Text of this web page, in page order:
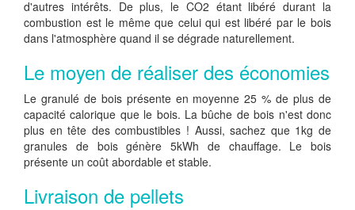
d'autres intérêts. De plus, le CO2 étant libéré durant la
combustion est le même que celui qui est libéré par le bois
dans l'atmosphère quand il se dégrade naturellement.
Le moyen de réaliser des économies
Le granulé de bois présente en moyenne 25 % de plus de
capacité calorique que le bois. La bûche de bois n'est donc
plus en tête des combustibles ! Aussi, sachez que 1kg de
granules de bois génère 5kWh de chauffage. Le bois
présente un coût abordable et stable.
Livraison de pellets